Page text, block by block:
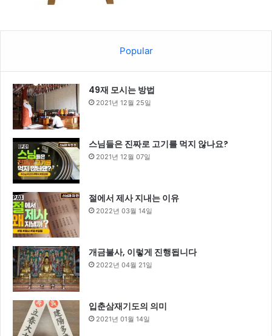
Popular
49재 모시는 방법
2021년 12월 25일
스님들은 진짜로 고기를 먹지 않나요?
2021년 12월 07일
절에서 제사 지내는 이유
2022년 03월 14일
개금불사, 이렇게 진행됩니다
2022년 04월 21일
입춘삼재기도의 의미
2021년 01월 14일